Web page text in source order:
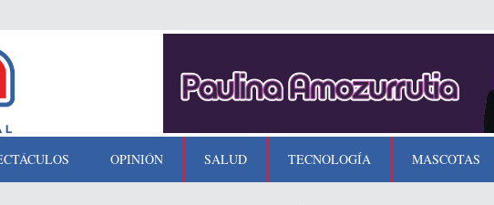
OPINIÓN SALUD TECNOLOGÍA MASCOTAS